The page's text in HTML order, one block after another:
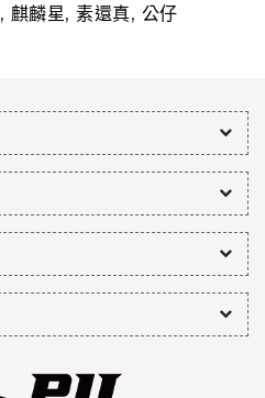
, 麒麟星, 素還真, 公仔